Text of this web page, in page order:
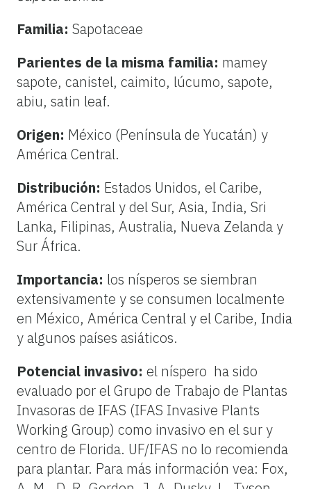
Familia: Sapotaceae
Parientes de la misma familia: mamey
sapote, canistel, caimito, lúcumo, sapote,
abiu, satin leaf.
Origen: México (Península de Yucatán) y
América Central.
Distribución: Estados Unidos, el Caribe,
América Central y del Sur, Asia, India, Sri
Lanka, Filipinas, Australia, Nueva Zelanda y
Sur África.
Importancia: los nísperos se siembran
extensivamente y se consumen localmente
en México, América Central y el Caribe, India
y algunos países asiáticos.
Potencial invasivo: el níspero ha sido
evaluado por el Grupo de Trabajo de Plantas
Invasoras de IFAS (IFAS Invasive Plants
Working Group) como invasivo en el sur y
centro de Florida. UF/IFAS no lo recomienda
para plantar. Para más información vea: Fox,